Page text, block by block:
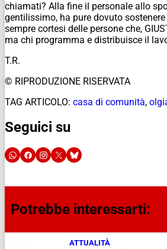
chiamati? Alla fine il personale allo
gentilissimo, ha pure dovuto
sempre cortesi delle persone che,
ma chi programma e distribuisce il
T.R.
© RIPRODUZIONE RISERVATA
TAG ARTICOLO: casa di comunità,
Seguici su
Potrebbe interessarti:
ATTUALITÀ